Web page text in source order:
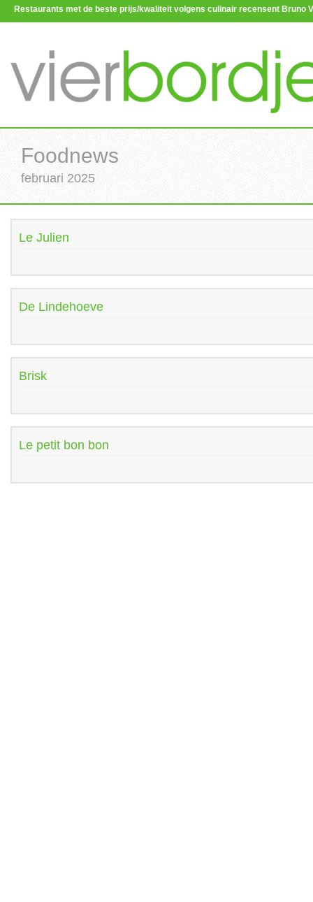
Restaurants met de beste prijs/kwaliteit volgens culinair recensent Bruno
Foodnews
februari 2025
Le Julien
De Lindehoeve
Brisk
Le petit bon bon